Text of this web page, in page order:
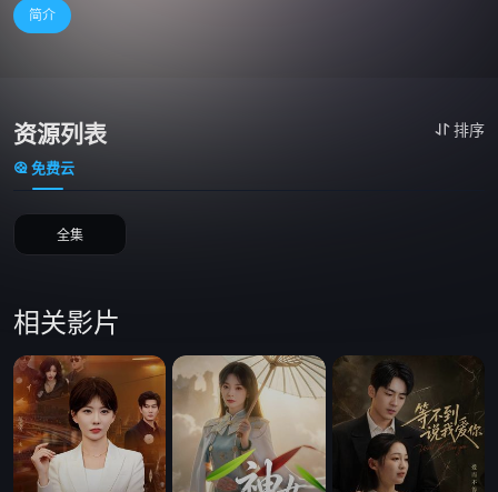
简介
资源列表 排序
免费云
全集
相关影片